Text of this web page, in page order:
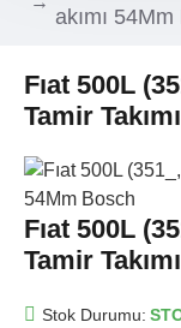
akımı
Fıat 500L
Tamir
Fıat 500L
Tamir
Stok Durumu: